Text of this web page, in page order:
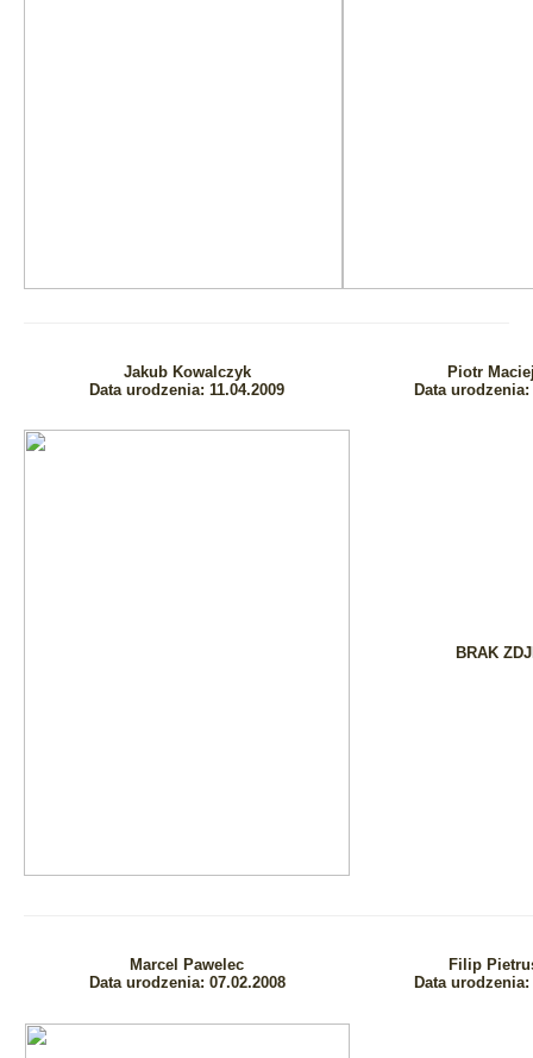
Jakub Kowalczyk
Data urodzenia: 11.04.2009
Piotr
Data urodzenia:
BRAK
Marcel Pawelec
Data urodzenia: 07.02.2008
Filip
Data urodzenia: